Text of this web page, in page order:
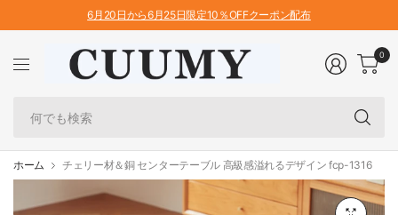
6月20日から6月25日限定10％OFFクーポン配布
索
0
ホーム チェリー材＆銅 センターテーブル 高級感溢れるデザイン fcp-1316